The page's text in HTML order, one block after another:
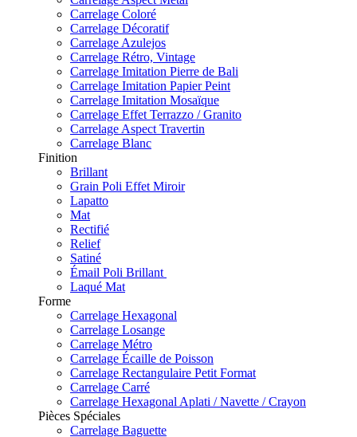
Carrelage Coloré
Carrelage Décoratif
Carrelage Azulejos
Carrelage Rétro, Vintage
Carrelage Imitation Pierre de Bali
Carrelage Imitation Papier Peint
Carrelage Imitation Mosaïque
Carrelage Effet Terrazzo / Granito
Carrelage Aspect Travertin
Carrelage Blanc
Finition
Brillant
Grain Poli Effet Miroir
Lapatto
Mat
Rectifié
Relief
Satiné
Émail Poli Brillant
Laqué Mat
Forme
Carrelage Hexagonal
Carrelage Losange
Carrelage Métro
Carrelage Écaille de Poisson
Carrelage Rectangulaire Petit Format
Carrelage Carré
Carrelage Hexagonal Aplati / Navette / Crayon
Pièces Spéciales
Carrelage Baguette